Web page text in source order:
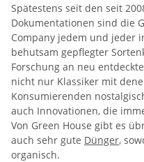
Spätestens seit den seit
Dokumentationen sind die
Company jedem und jeder
behutsam gepflegter
Forschung an neu
nicht nur Klassiker mit
Konsumierenden
auch Innovationen, die
Von Green House gibt es
auch sehr gute Dünger,
organisch.